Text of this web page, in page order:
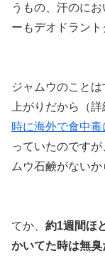
うもの、汗のに
ーもデオドラン
ジャムウのこと
上がりだから（
時に海外で食中
っていたのです
ムウ石鹸がない
てか、 約1週間ほ
かいてた時は無